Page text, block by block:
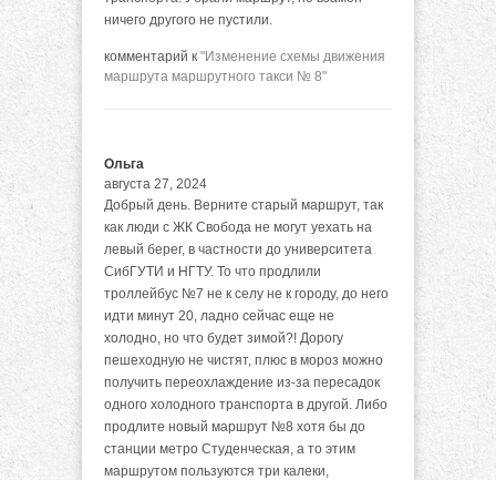
ничего другого не пустили.
комментарий к "Изменение схемы движения
маршрута маршрутного такси № 8"
Ольга
августа 27, 2024
Добрый день. Верните старый маршрут, так
как люди с ЖК Свобода не могут уехать на
левый берег, в частности до университета
СибГУТИ и НГТУ. То что продлили
троллейбус №7 не к селу не к городу, до него
идти минут 20, ладно сейчас еще не
холодно, но что будет зимой?! Дорогу
пешеходную не чистят, плюс в мороз можно
получить переохлаждение из-за пересадок
одного холодного транспорта в другой. Либо
продлите новый маршрут №8 хотя бы до
станции метро Студенческая, а то этим
маршрутом пользуются три калеки,